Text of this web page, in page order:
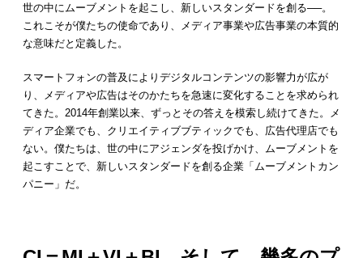
世の中にムーブメントを起こし、新しいスタンダードを創る──。
これこそが僕たちの使命であり、メディア事業や広告事業の本質的
な意味だと定義した。
スマートフォンの普及によりデジタルコンテンツの影響力が広が
り、メディアや広告はそのかたちを急速に変化することを求められ
てきた。2014年創業以来、ずっとその答えを模索し続けてきた。メ
ディア企業でも、クリエイティブブティックでも、広告代理店でも
ない。僕たちは、世の中にアジェンダを投げかけ、ムーブメントを
起こすことで、新しいスタンダードを創る企業「ムーブメントカン
パニー」だ。